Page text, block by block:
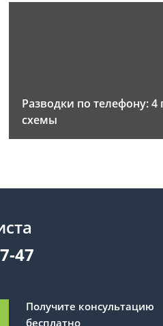
Разводки по телефону:
схемы
47
Получите консультацию
бесплатно